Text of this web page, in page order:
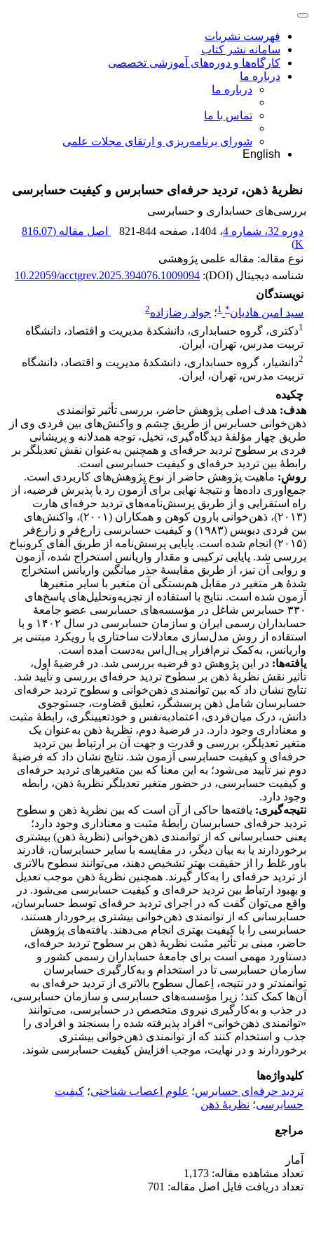
فهرست نشریات
سامانه نشر کتاب
کارگاه‌ها و دوره‌های آموزشی تخصصی
درباره ما
درباره ما
تماس با ما
شورای برنامه‌ریزی و ارتقای مجلات علمی
English
نظریۀ ذهن، تردید حرفه‌‌‏ای حسابرس و کیفیت حسابرسی
بررسی‏‌های حسابداری و حسابرسی
دوره 32، شماره 4
، 1404 ، صفحه 821-844 اصل مقاله (816.07
K
)
نوع مقاله: مقاله علمی پژوهشی
شناسه دیجیتال (DOI):
10.22059/acctgrev.2025.394076.1009094
نویسندگان
سید امین هادیان*
1؛ جواد رضازاده2
1دکتری، گروه حسابداری، دانشکدۀ مدیریت و اقتصاد، دانشگاه
تربیت مدرس، تهران، ایران.
2دانشیار، گروه حسابداری، دانشکدۀ مدیریت و اقتصاد، دانشگاه
تربیت مدرس، تهران، ایران.
چکیده
هدف: هدف اصلی پژوهش حاضر، بررسی تأثیر توانمندی
ذهن‌خوانی حسابرس از طریق چشم و واکنش‌های بین فردی وی از
طریق چهار مؤلفۀ دیدگاه‌گیری، تخیل، توجه همدلانه و پریشانی
فردی بر سطوح تردید حرفه‌ای و همچنین به‌عنوان نقش تعدیلگر بر
رابطۀ بین تردید حرفه‌ای و کیفیت حسابرسی است.
روش: ماهیت پژوهش حاضر از نوع پژوهش‌های کاربردی است.
جمع‌آوری داده‌ها و نتیجۀ نهایی برای آزمون رد یا پذیرش فرضیه، از
راه استقرایی و از طریق پرسش‌نامه‌های تردید حرفه‌ای هارت
(۲۰۱۳)، ذهن‌خوانی بارون کوهن و همکاران (۲۰۰۱)، واکنش‌های
بین فردی دیویس (۱۹۸۳) و کیفیت حسابرسی زارع‌فر و زارع‌فر
(۲۰۱۵) انجام شده است. پایایی پرسش‌نامه از طریق آلفای کرونباخ
بررسی شد. پایایی ترکیبی و مقدار واریانس استخراج شده، آزمون
و روایی آن نیز، از طریق مقایسۀ جذر میانگین واریانس استخراج
شدۀ هر متغیر در مقابل هم‌بستگی آن متغیر با سایر متغیرها
آزمون شده است. نتایج با استفاده از تجزیه‌وتحلیل‌های پاسخ‌های
۳۳۰ حسابرس شاغل در مؤسسه‌های حسابرسی عضو جامعۀ
حسابداران رسمی ایران و سازمان حسابرسی در سال ۱۴۰۲ و با
استفاده از روش مدل‌سازی معادلات ساختاری با رویکرد مبتنی بر
واریانس، به‌کمک نرم‌افزار پی‌ال‌اس به‌دست آمده است.
یافته‌ها: در این پژوهش دو فرضیه بررسی شد. در فرضیۀ اول،
تأثیر نقش نظریۀ ذهن بر سطوح تردید حرفه‌ای بررسی و تأیید شد.
نتایج نشان داد که بین توانمندی ذهن‌خوانی و سطوح تردید حرفه‌ای
حسابرسان شامل ذهن پرسشگر، تعلیق قضاوت، جست‎وجوی
دانش، درک میان‌فردی، اعتمادبه‌نفس و خودتعیینگری، رابطۀ مثبت
و معناداری وجود دارد. در فرضیۀ دوم، نظریۀ ذهن به‌عنوان یک
متغیر تعدیلگر، بررسی و قدرت و جهت آن بر ارتباط بین تردید
حرفه‌ای و کیفیت حسابرسی آزمون شد. نتایج نشان داد که فرضیۀ
دوم نیز تأیید می‌شود؛ به این معنا که بین متغیرهای تردید حرفه‌ای
و کیفیت حسابرسی، در حضور متغیر تعدیلگر نظریۀ ذهن، رابطه
وجود دارد.
نتیجه‌گیری: یافته‌ها حاکی از آن است که بین نظریۀ ذهن و سطوح
تردید حرفه‌ای حسابرسان رابطۀ مثبت و معناداری وجود دارد؛
یعنی حسابرسانی که از توانمندی ذهن‌خوانی (نظریۀ ذهن) بیشتری
برخوردارند یا به بیان دیگر، در مقایسه با سایر حسابرسان، قادرند
باور غلط را از حقیقت بهتر تشخیص دهند، می‌توانند سطوح بالاتری
از تردید حرفه‌ای را به‌کار گیرند. همچنین نظریۀ ذهن موجب تعدیل
و بهبود ارتباط بین تردید حرفه‌ای و کیفیت حسابرسی می‌شود. در
واقع می‌توان گفت که در اجرای تردید حرفه‌ای توسط حسابرسان،
حسابرسانی که از توانمندی ذهن‌خوانی بیشتری برخوردار هستند،
حسابرسی را با کیفیت بهتری انجام می‌دهند. یافته‌های پژوهش
حاضر، مبنی بر تأثیر مثبت نظریۀ ذهن بر سطوح تردید حرفه‌ای،
دستاورد مهمی است برای جامعۀ حسابداران رسمی کشور و
سازمان حسابرسی تا در استخدام و به‌کارگیری حسابرسان
توانمندتر و در نتیجه، اِعمال سطوح بالاتری از تردید حرفه‌ای به
آن‌ها کمک کند؛ زیرا مؤسسه‌های حسابرسی و سازمان حسابرسی،
در جذب و به‌کارگیری نیروی متخصص در حسابرسی، می‌توانند
«توانمندی ذهن‌خوانی» افراد پذیرفته شده را بسنجند و افرادی را
جذب و استخدام کنند که از توانمندی ذهن‌خوانی بیشتری
برخوردارند و در نهایت، موجب افزایش کیفیت حسابرسی شوند.
کلیدواژه‌ها
تردید حرفه‌‌‏ای حسابرس؛ علوم اعصاب شناختی؛ کیفیت
حسابرسی؛ نظریۀ ذهن
مراجع
آمار
تعداد مشاهده مقاله: 1,173
تعداد دریافت فایل اصل مقاله: 701